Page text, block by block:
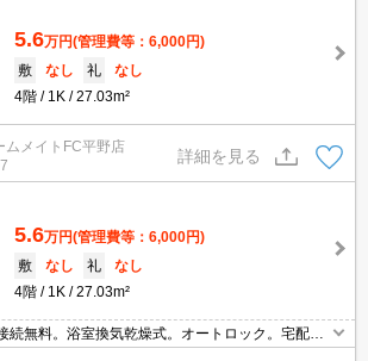
5.6万円(管理費等：6,000円)
敷
なし 礼
なし
4階
1K 27.03m²
ムメイトFC平野店
詳細を見る
5.6万円(管理費等：6,000円)
敷
なし 礼
なし
4階
1K 27.03m²
続無料。浴室換気乾燥式。オートロック。宅配ボ